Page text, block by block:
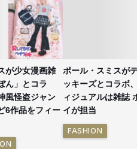
が少女漫画雑
ん」とコラ
怪盗ジャン
6作品をフィー
ポール・スミスが
ッキーズとコラボ
ィジュアルは雑誌
イが担当
FASHION